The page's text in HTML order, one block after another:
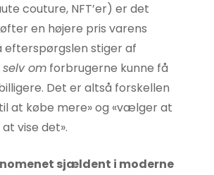
couture, NFT’er) er det
en højere pris varens
efterspørgslen stiger af
selv om forbrugerne kunne få
Det er altså forskellen
at købe mere» og «vælger at
vise det».
sjældent i moderne